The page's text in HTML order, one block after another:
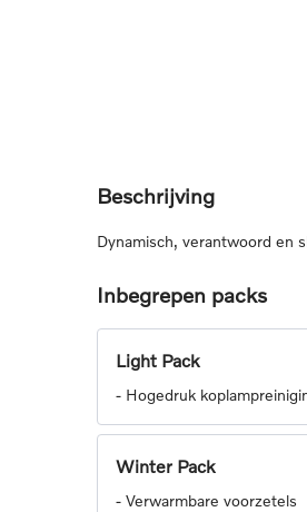
Beschrijving
Dynamisch, verantwoord en
Inbegrepen packs
Light Pack
- Hogedruk
Winter Pack
- Verwarmbare voorzetels